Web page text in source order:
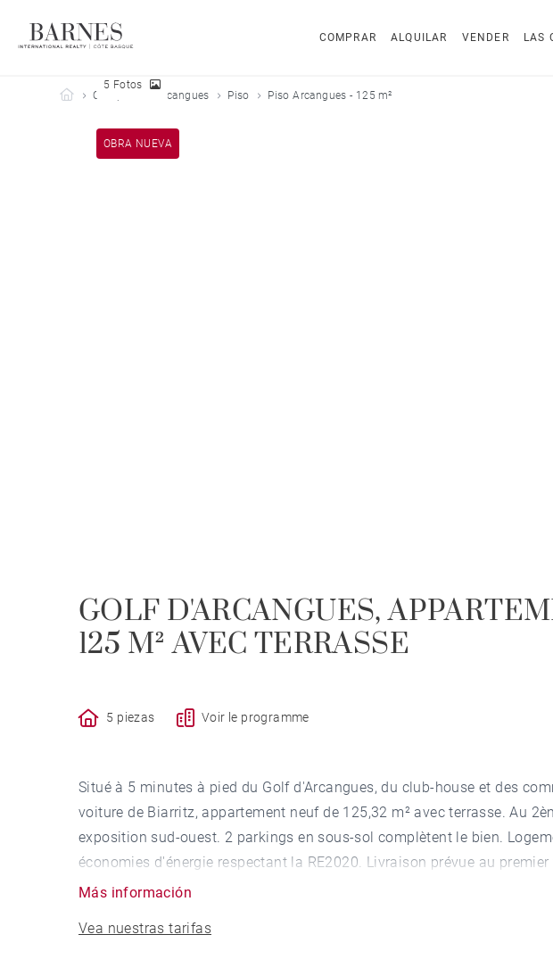
COMPRAR ALQUILAR VENDER LAS
Barnes Côte Basque
Comprar Arcangues Piso Piso Arcangues - 125 m²
OBRA NUEVA
5 Fotos
GOLF D'ARCANGUES,
125 M² AVEC TERRASSE
5 piezas Voir le programme
Situé à 5 minutes à pied du Golf d'Arcangues, du club-house et des
voiture de Biarritz, appartement neuf de 125,32 m² avec terrasse. Au
exposition sud-ouest. 2 parkings en sous-sol complètent le bien.
économies d'énergie respectant la RE2020. Livraison prévue au premier
Más información
Vea nuestras tarifas